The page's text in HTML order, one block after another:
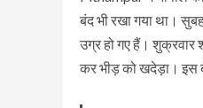
बंद भी रखा गया था।
उग्र हो गए हैं। शुक्रवार
कर भीड़ को खदेड़ा। इस